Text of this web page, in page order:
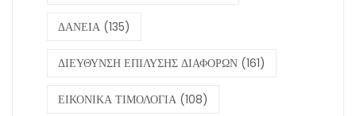
ΔΑΝΕΙΑ (135)
ΔΙΕΥΘΥΝΣΗ ΕΠΙΛΥΣΗΣ ΔΙΑΦΟΡΩΝ (161)
ΕΙΚΟΝΙΚΑ ΤΙΜΟΛΟΓΙΑ (108)